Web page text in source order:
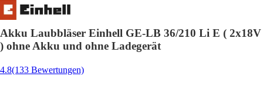
Akku Laubbläser Einhell GE-LB 36/210 Li E ( 2x18V
) ohne Akku und ohne Ladegerät
4.8(133 Bewertungen)